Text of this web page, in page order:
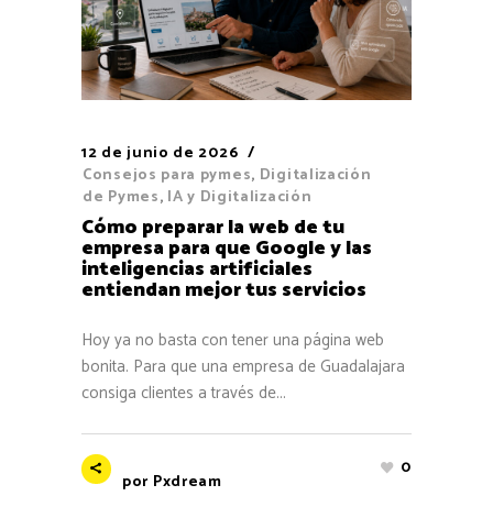
12 de junio de 2026
Consejos para pymes, Digitalización
de Pymes, IA y Digitalización
Cómo preparar la web de tu
empresa para que Google y las
inteligencias artificiales
entiendan mejor tus servicios
Hoy ya no basta con tener una página web
bonita. Para que una empresa de Guadalajara
consiga clientes a través de...
por Pxdream
0